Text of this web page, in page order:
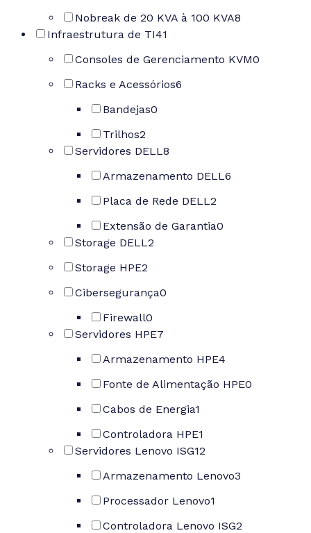
Nobreak de 20 KVA à 100 KVA8
Infraestrutura de TI41
Consoles de Gerenciamento KVM0
Racks e Acessórios6
Bandejas0
Trilhos2
Servidores DELL8
Armazenamento DELL6
Placa de Rede DELL2
Extensão de Garantia0
Storage DELL2
Storage HPE2
Cibersegurança0
Firewall0
Servidores HPE7
Armazenamento HPE4
Fonte de Alimentação HPE0
Cabos de Energia1
Controladora HPE1
Servidores Lenovo ISG12
Armazenamento Lenovo3
Processador Lenovo1
Controladora Lenovo ISG2